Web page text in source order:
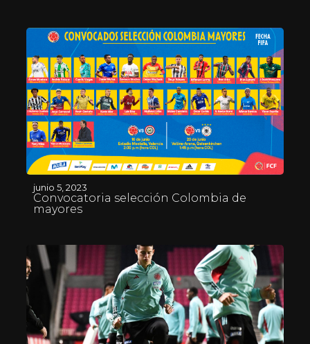
junio 5, 2023
Convocatoria selección Colombia de
mayores